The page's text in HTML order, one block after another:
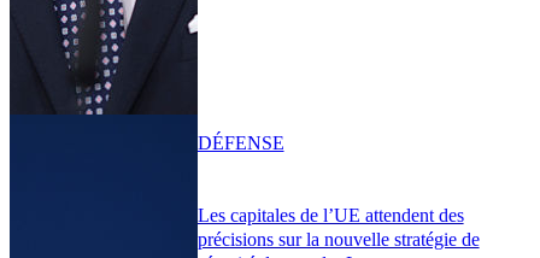
Les capitales de l’UE attendent des
précisions sur la nouvelle stratégie de
DÉFENSE